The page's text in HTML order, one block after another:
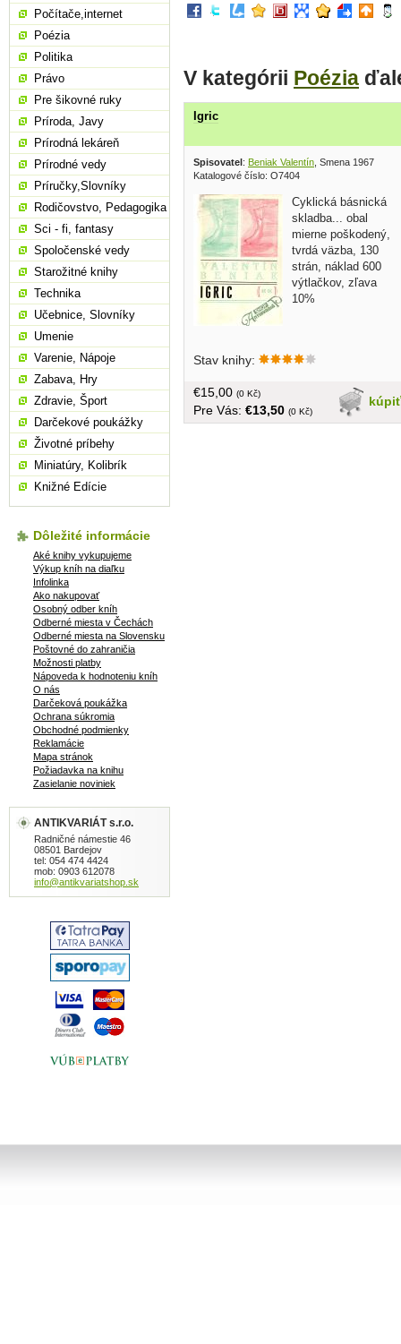
V kategórii Poézia
Igric
Spisovatel: Beniak Valentín , Smena 1967
Katalogové číslo: O7404
Cyklická básnická
skladba... obal
mierne poškodený,
tvrdá väzba, 130
strán, náklad 600
výtlačkov, zľava
10%
Stav knihy:
kúpiť
€15,00 (0 Kč)
Pre Vás: €13,50 (0 Kč)
Počítače,internet
Poézia
Politika
Právo
Pre šikovné ruky
Príroda, Javy
Prírodná lekáreň
Prírodné vedy
Príručky,Slovníky
Rodičovstvo, Pedagogika
Sci - fi, fantasy
Spoločenské vedy
Starožitné knihy
Technika
Učebnice, Slovníky
Umenie
Varenie, Nápoje
Zabava, Hry
Zdravie, Šport
Darčekové poukážky
Životné príbehy
Miniatúry, Kolibrík
Knižné Edície
Dôležité informácie
Aké knihy vykupujeme
Výkup kníh na diaľku
Infolinka
Ako nakupovať
Osobný odber kníh
Odberné miesta v Čechách
Odberné miesta na Slovensku
Poštovné do zahraničia
Možnosti platby
Nápoveda k hodnoteniu kníh
O nás
Darčeková poukážka
Ochrana súkromia
Obchodné podmienky
Reklamácie
Mapa stránok
Požiadavka na knihu
Zasielanie noviniek
ANTIKVARIÁT s.r.o.
Radničné námestie 46
08501 Bardejov
tel: 054 474 4424
mob: 0903 612078
info@antikvariatshop.sk